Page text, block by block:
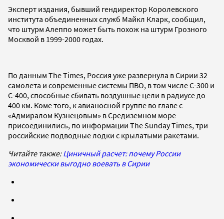
Эксперт издания, бывший гендиректор Королевского
института объединенных служб Майкл Кларк, сообщил,
что штурм Алеппо может быть похож на штурм Грозного
Москвой в 1999-2000 годах.
По данным The Times, Россия уже развернула в Сирии 32
самолета и современные системы ПВО, в том числе С-300 и
С-400, способные сбивать воздушные цели в радиусе до
400 км. Коме того, к авианосной группе во главе с
«Адмиралом Кузнецовым» в Средиземном море
присоединились, по информации The Sunday Times, три
российские подводные лодки с крылатыми ракетами.
Читайте также:Циничный расчет: почему России
экономически выгодно воевать в Сирии